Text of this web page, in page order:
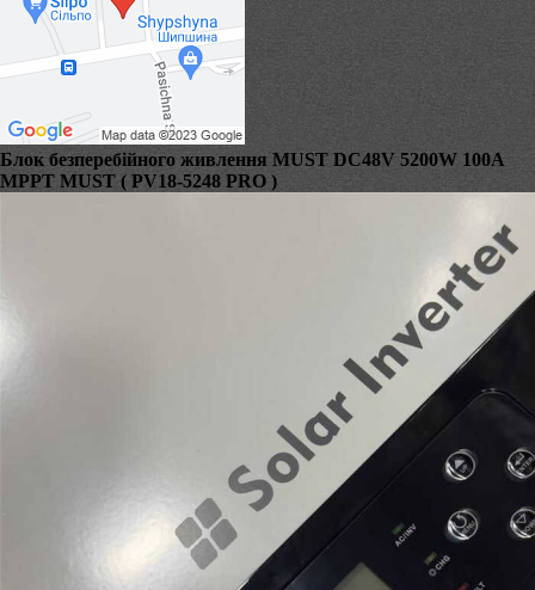
Блок безперебійного живлення MUST DC48V 5200W 100A
MPPT MUST ( PV18-5248 PRO )